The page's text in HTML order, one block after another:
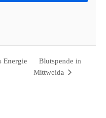
Energie
Blutspende in
Mittweida